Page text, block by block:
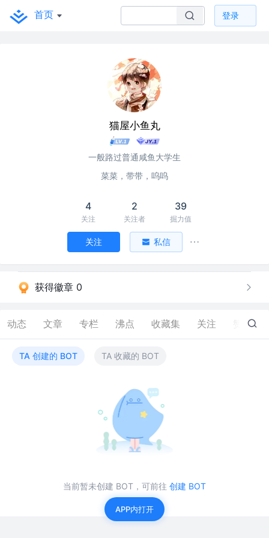
首页 登录
猫屋小鱼丸
一般路过普通咸鱼大学生
菜菜，带带，呜呜
4
关注
2
关注者
39
掘力值
关注 私信
获得徽章 0
动态 文章 专栏 沸点 收藏集 关注 5
TA 创建的 BOT TA 收藏的 BOT
当前暂未创建 BOT，可前往 创建 BOT
APP内打开